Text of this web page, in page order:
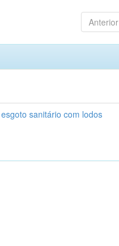
Anterior
sanitário com lodos